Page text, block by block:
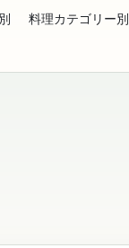
料理カテゴリー別